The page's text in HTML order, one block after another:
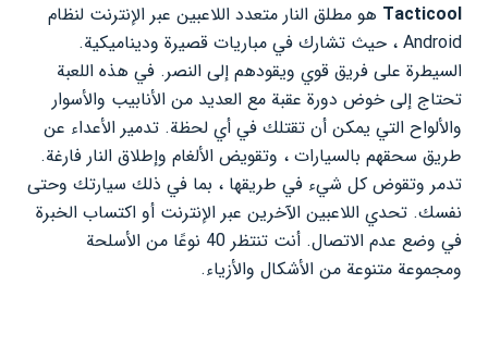
Tacticool هو مطلق النار متعدد اللاعبين عبر الإنترنت لنظام
Android ، حيث تشارك في مباريات قصيرة وديناميكية.
السيطرة على فريق قوي ويقودهم إلى النصر. في هذه اللعبة
تحتاج إلى خوض دورة عقبة مع العديد من الأنابيب والأسوار
والألواح التي يمكن أن تقتلك في أي لحظة. تدمير الأعداء عن
طريق سحقهم بالسيارات ، وتقويض الألغام وإطلاق النار فارغة.
تدمر وتقوض كل شيء في طريقها ، بما في ذلك سيارتك وحتى
نفسك. تحدي اللاعبين الآخرين عبر الإنترنت أو اكتساب الخبرة
في وضع عدم الاتصال. أنت تنتظر 40 نوعًا من الأسلحة
ومجموعة متنوعة من الأشكال والأزياء.